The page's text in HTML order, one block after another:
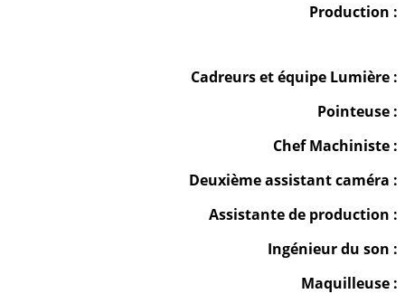
Production :
Cadreurs et équipe Lumière :
Pointeuse :
Chef Machiniste :
Deuxième assistant caméra :
Assistante de production :
Ingénieur du son :
Maquilleuse :